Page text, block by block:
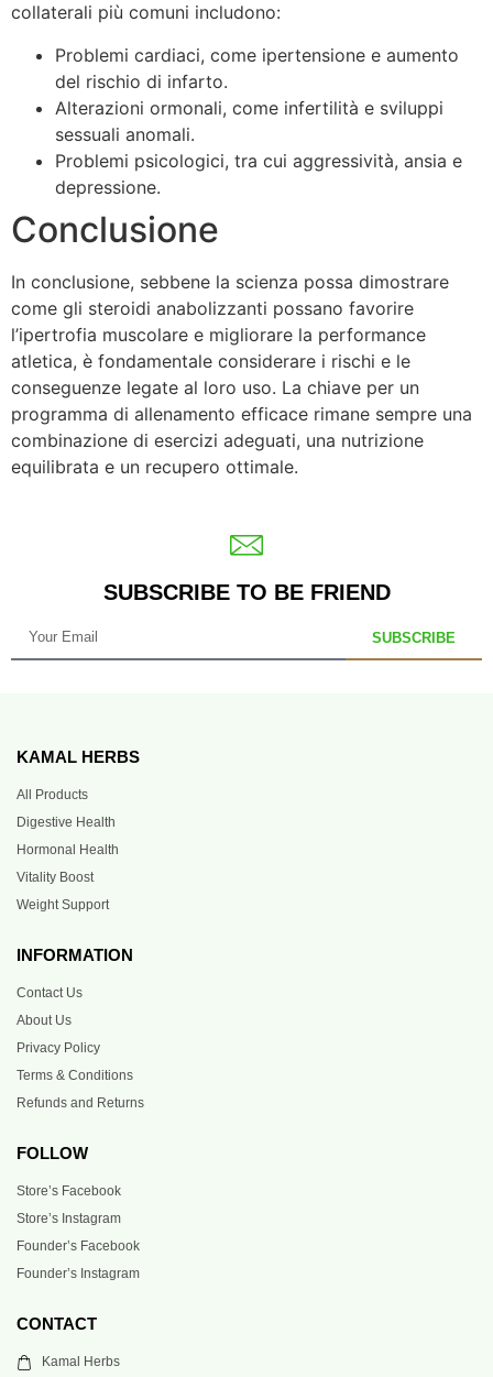
collaterali più comuni includono:
Problemi cardiaci, come ipertensione e aumento
del rischio di infarto.
Alterazioni ormonali, come infertilità e sviluppi
sessuali anomali.
Problemi psicologici, tra cui aggressività, ansia e
depressione.
Conclusione
In conclusione, sebbene la scienza possa dimostrare
come gli steroidi anabolizzanti possano favorire
l’ipertrofia muscolare e migliorare la performance
atletica, è fondamentale considerare i rischi e le
conseguenze legate al loro uso. La chiave per un
programma di allenamento efficace rimane sempre una
combinazione di esercizi adeguati, una nutrizione
equilibrata e un recupero ottimale.
SUBSCRIBE TO BE FRIEND
SUBSCRIBE
KAMAL HERBS
All Products
Digestive Health
Hormonal Health
Vitality Boost
Weight Support
INFORMATION
Contact Us
About Us
Privacy Policy
Terms & Conditions
Refunds and Returns
FOLLOW
Store’s Facebook
Store’s Instagram
Founder’s Facebook
Founder’s Instagram
CONTACT
Kamal Herbs